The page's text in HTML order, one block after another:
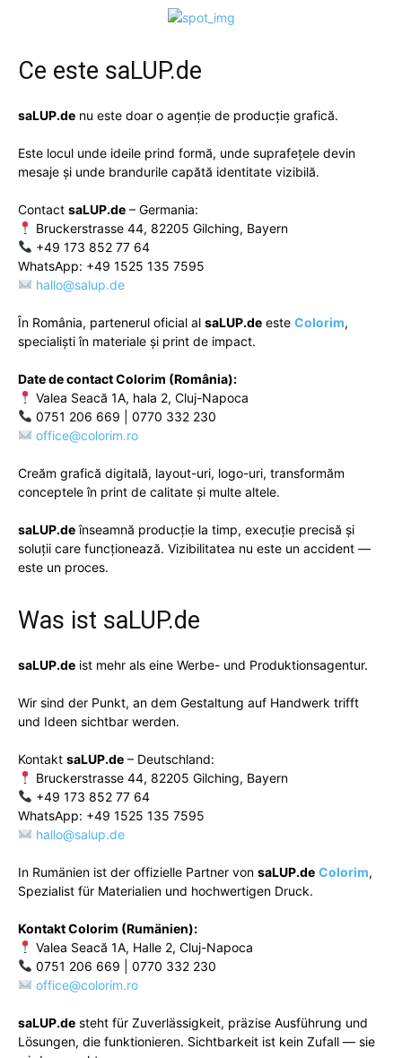
Ce este saLUP.de
saLUP.de nu este doar o agenție de producție grafică.
Este locul unde ideile prind formă, unde suprafețele devin
mesaje și unde brandurile capătă identitate vizibilă.
Contact saLUP.de – Germania:
Bruckerstrasse 44, 82205 Gilching, Bayern
+49 173 852 77 64
WhatsApp: +49 1525 135 7595
hallo@salup.de
În România, partenerul oficial al saLUP.de este Colorim,
specialiști în materiale și print de impact.
Date de contact Colorim (România):
Valea Seacă 1A, hala 2, Cluj-Napoca
0751 206 669 | 0770 332 230
office@colorim.ro
Creăm grafică digitală, layout-uri, logo-uri, transformăm
conceptele în print de calitate și multe altele.
saLUP.deînseamnă producție la timp, execuție precisă și
soluții care funcționează. Vizibilitatea nu este un accident —
este un proces.
Was ist saLUP.de
saLUP.de ist mehr als eine Werbe- und Produktionsagentur.
Wir sind der Punkt, an dem Gestaltung auf Handwerk trifft
und Ideen sichtbar werden.
Kontakt saLUP.de – Deutschland:
Bruckerstrasse 44, 82205 Gilching, Bayern
+49 173 852 77 64
WhatsApp: +49 1525 135 7595
hallo@salup.de
In Rumänien ist der offizielle Partner von saLUP.de Colorim,
Spezialist für Materialien und hochwertigen Druck.
Kontakt Colorim (Rumänien):
Valea Seacă 1A, Halle 2, Cluj-Napoca
0751 206 669 | 0770 332 230
office@colorim.ro
saLUP.de steht für Zuverlässigkeit, präzise Ausführung und
Lösungen, die funktionieren. Sichtbarkeit ist kein Zufall — sie